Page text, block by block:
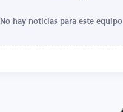
No hay noticias para este equipo